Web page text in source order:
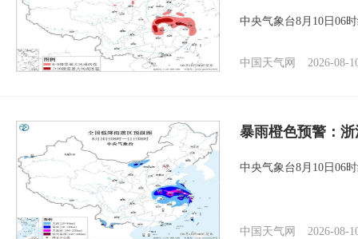
中央气象台8月10日06
中国天气网 2026-08-
暴雨橙色预警：
中央气象台8月10日06
中国天气网 2026-08-